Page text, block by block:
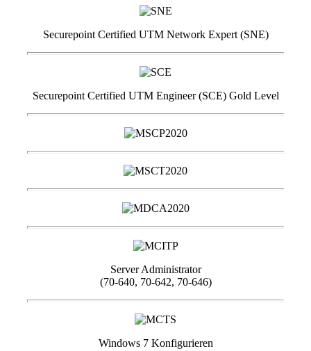
Securepoint Certified UTM Network Expert (SNE)
Securepoint Certified UTM Engineer (SCE) Gold Level
Server Administrator
(70-640, 70-642, 70-646)
Windows 7 Konfigurieren